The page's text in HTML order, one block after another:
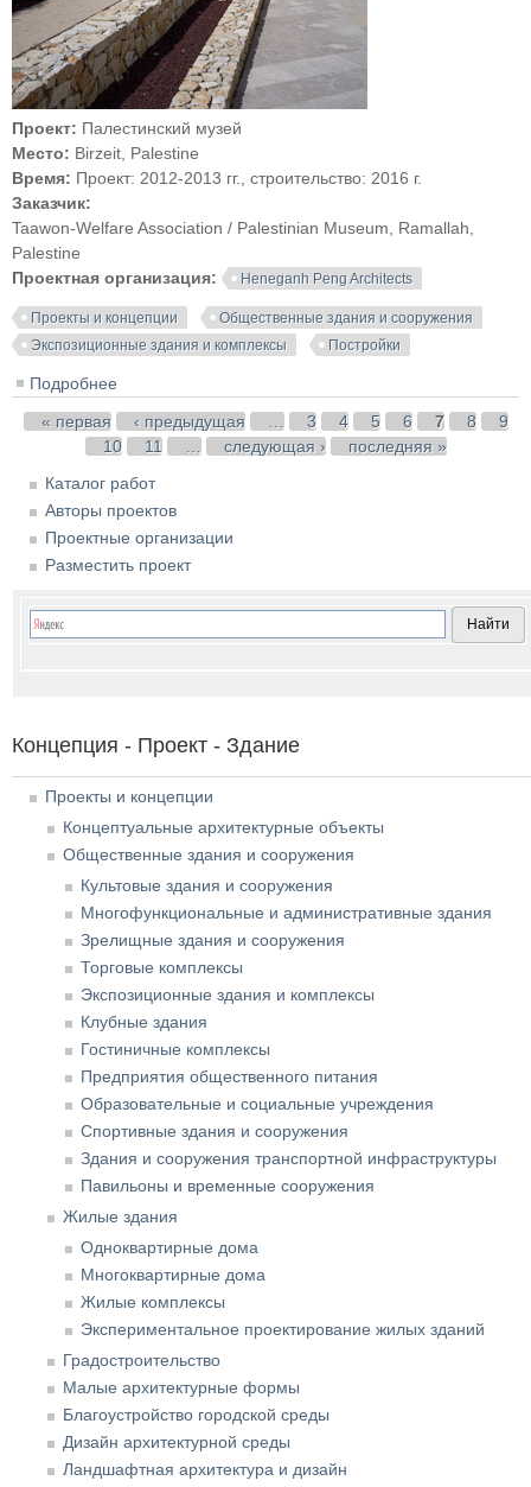
Проект: Палестинский музей
Место: Birzeit, Palestine
Время: Проект: 2012-2013 гг., строительство: 2016 г.
Заказчик:
Taawon-Welfare Association / Palestinian Museum, Ramallah,
Palestine
Проектная организация:
Heneganh Peng Architects
Проекты и концепции
Общественные здания и сооружения
Экспозиционные здания и комплексы
Постройки
Подробнее
Страницы
« первая ‹ предыдущая 3 4 5 6 7 8
9
10
11 следующая ›
последняя »
Каталог работ
Авторы проектов
Проектные организации
Разместить проект
Концепция - Проект - Здание
Проекты и концепции
Концептуальные архитектурные объекты
Общественные здания и сооружения
Культовые здания и сооружения
Многофункциональные и административные здания
Зрелищные здания и сооружения
Торговые комплексы
Экспозиционные здания и комплексы
Клубные здания
Гостиничные комплексы
Предприятия общественного питания
Образовательные и социальные учреждения
Спортивные здания и сооружения
Здания и сооружения транспортной инфраструктуры
Павильоны и временные сооружения
Жилые здания
Одноквартирные дома
Многоквартирные дома
Жилые комплексы
Экспериментальное проектирование жилых зданий
Градостроительство
Малые архитектурные формы
Благоустройство городской среды
Дизайн архитектурной среды
Ландшафтная архитектура и дизайн